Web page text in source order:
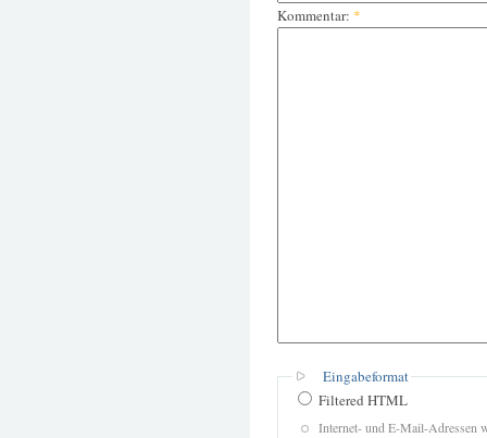
Kommentar: *
Eingabeformat
Filtered HTML
Internet- und E-Mail-Adressen